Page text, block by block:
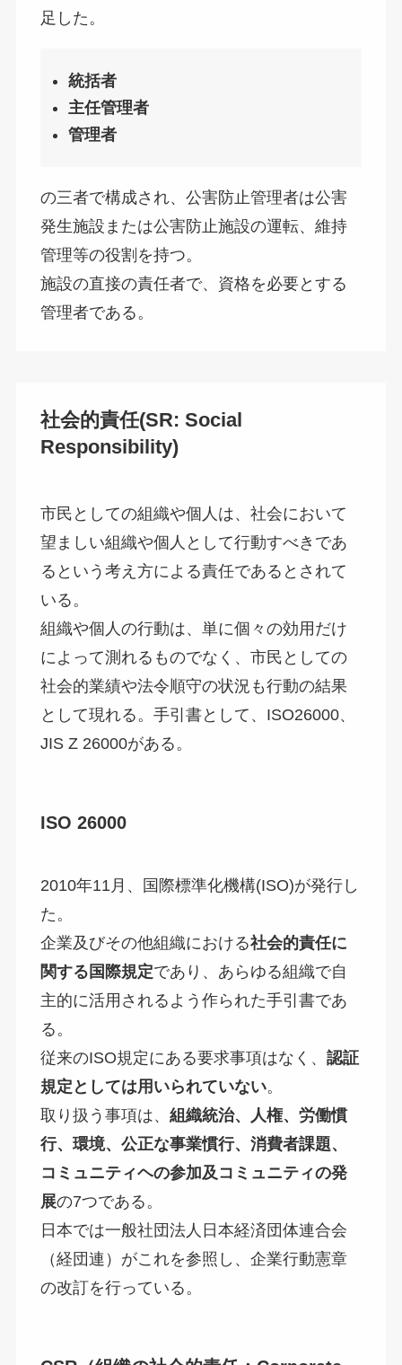
足した。
統括者
主任管理者
管理者
の三者で構成され、公害防止管理者は公害
発生施設または公害防止施設の運転、維持
管理等の役割を持つ。
施設の直接の責任者で、資格を必要とする
管理者である。
社会的責任(SR: Social
Responsibility)
市民としての組織や個人は、社会において
望ましい組織や個人として行動すべきであ
るという考え方による責任であるとされて
いる。
組織や個人の行動は、単に個々の効用だけ
によって測れるものでなく、市民としての
社会的業績や法令順守の状況も行動の結果
として現れる。手引書として、ISO26000、
JIS Z 26000がある。
ISO 26000
2010年11月、国際標準化機構(ISO)が発行し
た。
企業及びその他組織における社会的責任に
関する国際規定であり、あらゆる組織で自
主的に活用されるよう作られた手引書であ
る。
従来のISO規定にある要求事項はなく、 認証
規定としては用いられていない。
取り扱う事項は、 組織統治、人権、労働慣
行、環境、公正な事業慣行、消費者課題、
コミュニティヘの参加及コミュニティの発
展の7つである。
日本では一般社団法人日本経済団体連合会
（経団連）がこれを参照し、企業行動憲章
の改訂を行っている。